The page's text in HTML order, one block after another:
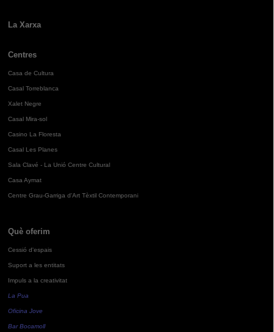
La Xarxa
Centres
Casa de Cultura
Casal Torreblanca
Xalet Negre
Casal Mira-sol
Casino La Floresta
Casal Les Planes
Sala Clavé - La Unió Centre Cultural
Casa Aymat
Centre Grau-Garriga d'Art Tèxtil Contemporani
Què oferim
Cessió d'espais
Suport a les entitats
Impuls a la creativitat
La Pua
Oficina Jove
Bar Bocamoll